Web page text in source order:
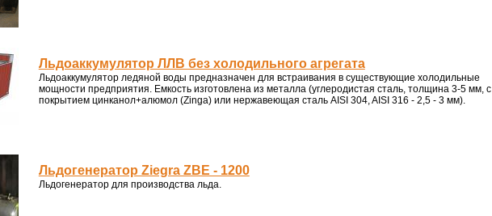
Льдоаккумулятор ЛЛВ без холодильного агрегата
Льдоаккумулятор ледяной воды предназначен для встраивания в существующие холодильные
мощности предприятия. Емкость изготовлена из металла (углеродистая сталь, толщина 3-5 мм, с
покрытием цинканол+алюмол (Zinga) или нержавеющая сталь AISI 304, AISI 316 - 2,5 - 3 мм).
Льдогенератор Ziegra ZBE - 1200
Льдогенератор для производства льда.